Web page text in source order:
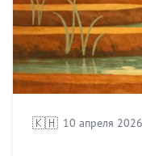
🇰🇭 10 апреля 2026